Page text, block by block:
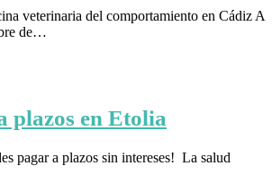
veterinaria del comportamiento en Cádiz A
de…
plazos en Etolia
pagar a plazos sin intereses! ⁣ La salud